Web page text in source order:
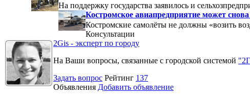
На поддержку государства заявилось и
Костромское авиапредприятие может
Костромские самолёты не должны «возить
Консультации
2Gis - эксперт по городу
На Ваши вопросы, связанные с городской системой
Задать вопрос Рейтинг 137
Объявления Добавить объявление